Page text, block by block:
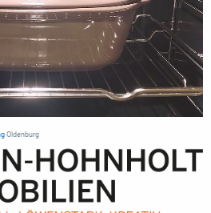
Oldenburg